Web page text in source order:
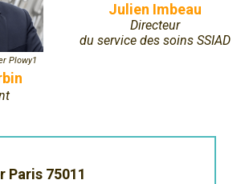
Plowy1
Julien Imbeau
Directeur
du service des soins SSIAD
Paris 75011